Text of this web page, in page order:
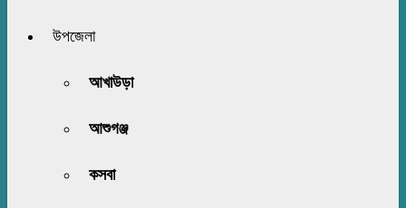
উপজেলা
আখাউড়া
আশুগঞ্জ
কসবা